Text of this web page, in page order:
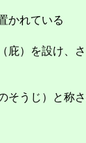
かれている
）を設け、
うじ）と称